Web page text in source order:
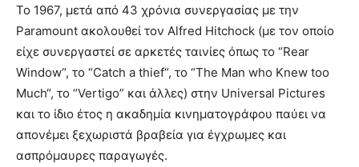
Το 1967, μετά από 43 χρόνια συνεργασίας με την
Paramount ακολουθεί τον Alfred Hitchock (με τον οποίο
είχε συνεργαστεί σε αρκετές ταινίες όπως το “Rear
Window“, τo “Catch a thief“, το “The Man who Knew too
Much“, το “Vertigo” και άλλες) στην Universal Pictures
και το ίδιο έτος η ακαδημία κινηματογράφου παύει να
απονέμει ξεχωριστά βραβεία για έγχρωμες και
ασπρόμαυρες παραγωγές.